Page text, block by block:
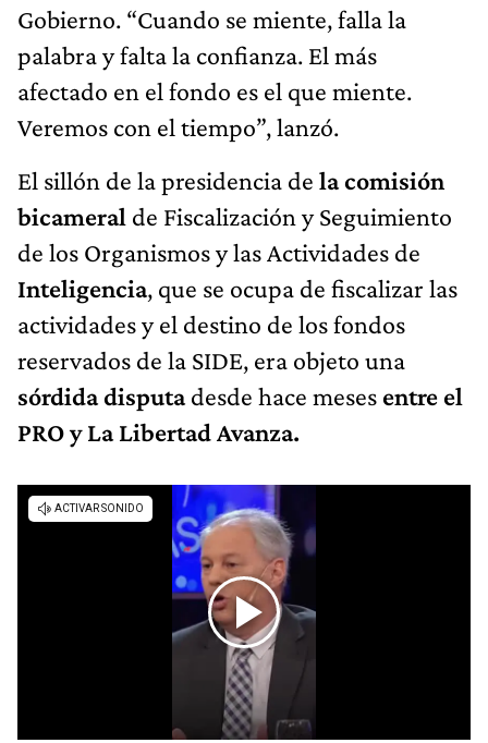
Gobierno. “Cuando se miente, falla la
palabra y falta la confianza. El más
afectado en el fondo es el que miente.
Veremos con el tiempo”, lanzó.
El sillón de la presidencia de la comisión
bicameral de Fiscalización y Seguimiento
de los Organismos y las Actividades de
Inteligencia, que se ocupa de fiscalizar las
actividades y el destino de los fondos
reservados de la SIDE, era objeto una
sórdida disputadesde hace meses entre el
PRO y La Libertad Avanza.